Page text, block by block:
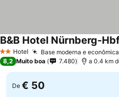
2 Estrelas
Hotel Base moderna e
B&B Hotel Nürnberg-
8,2 Muito boa 7.480 a 0.4 km
De € 50